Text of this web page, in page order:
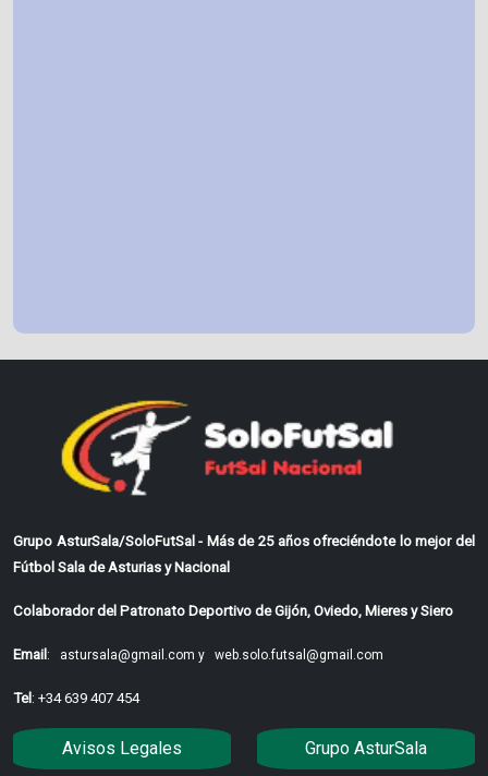
Grupo AsturSala/SoloFutSal - Más de 25 años ofreciéndote lo mejor del
Fútbol Sala de Asturias y Nacional
Colaborador del Patronato Deportivo de Gijón, Oviedo, Mieres y Siero
Email : astursala@gmail.com y web.solo.futsal@gmail.com
Tel : +34 639 407 454
Avisos Legales Grupo AsturSala